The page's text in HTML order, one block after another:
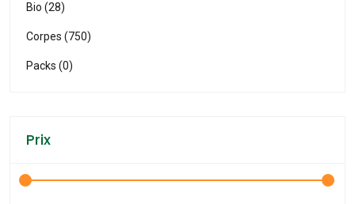
Bio (28)
Corpes (750)
Packs (0)
Prix